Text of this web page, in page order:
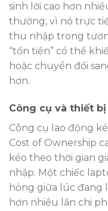
sinh lời cao hơn
thường, vì nó trực
thu nhập trong
“tốn tiền” có thể
hoặc chuyển đổi
hơn.
Công cụ và thiết
Công cụ lao động
Cost of Ownership
kéo theo thời gian
nhập. Một chiếc
hỏng giữa lúc đang
hơn nhiều lần chi